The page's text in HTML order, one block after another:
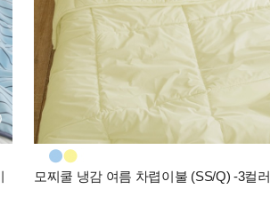
모찌쿨 냉감 여름 차렵이불 (SS/Q) -3컬러